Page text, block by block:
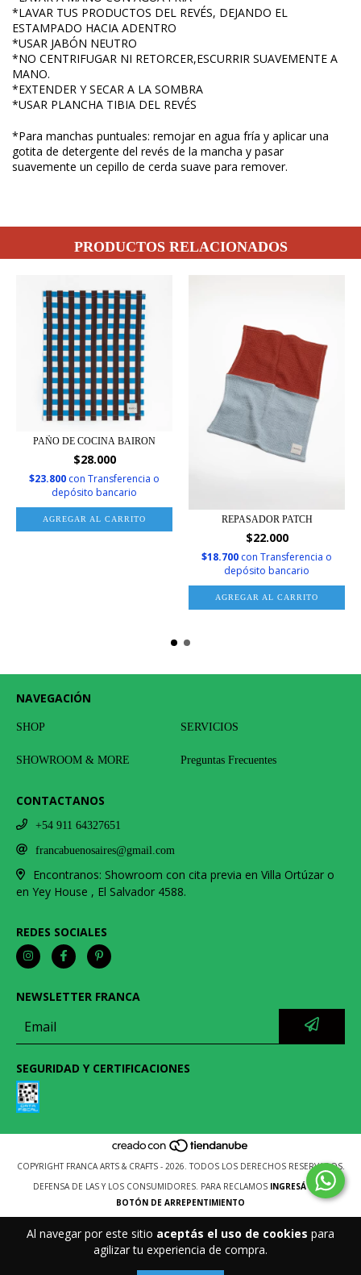
Al navegar por este sitio aceptás el uso de cookies para
agilizar tu experiencia de compra.
*LAVAR TUS PRODUCTOS DEL REVÉS, DEJANDO EL
ESTAMPADO HACIA ADENTRO
*USAR JABÓN NEUTRO
*NO CENTRIFUGAR NI RETORCER,ESCURRIR SUAVEMENTE A
MANO.
*EXTENDER Y SECAR A LA SOMBRA
*USAR PLANCHA TIBIA DEL REVÉS
*Para manchas puntuales: remojar en agua fría y aplicar una
gotita de detergente del revés de la mancha y pasar
suavemente un cepillo de cerda suave para remover.
PRODUCTOS RELACIONADOS
PAÑO DE COCINA BAIRON
$28.000
$23.800 con Transferencia o
depósito bancario
AGREGAR AL CARRITO REPASADOR PATCH
$22.000
$18.700 con Transferencia o
depósito bancario
AGREGAR AL CARRITO
NAVEGACIÓN
SHOP SERVICIOS
SHOWROOM & MORE Preguntas Frecuentes
CONTACTANOS
+54 911 64327651
francabuenosaires@gmail.com
Encontranos: Showroom con cita previa en Villa Ortúzar o
en Yey House , El Salvador 4588.
REDES SOCIALES
NEWSLETTER FRANCA
SEGURIDAD Y CERTIFICACIONES
COPYRIGHT FRANCA ARTS & CRAFTS - 2026. TODOS LOS DERECHOS RESERVADOS.
DEFENSA DE LAS Y LOS CONSUMIDORES. PARA RECLAMOS INGRESÁ ACÁ.
BOTÓN DE ARREPENTIMIENTO